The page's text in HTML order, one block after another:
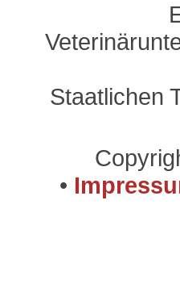
Staatlichen
•